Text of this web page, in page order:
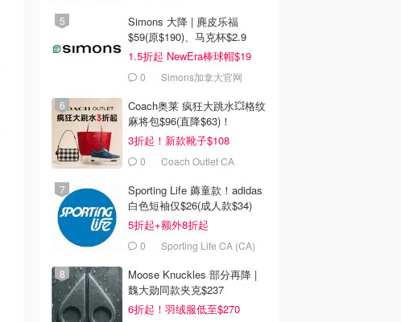
Simons 大降 | 麂皮乐福
$59(原$190)、马克杯$2.9
1.5折起 NewEra棒球帽$19
0 Simons加拿大官网
Coach奥莱 疯狂大跳水💥格纹
麻将包$96(直降$63)！
3折起！新款靴子$108
0 Coach Outlet CA
Sporting Life 薅童款！adidas
白色短袖仅$26(成人款$34)
5折起+额外8折起
0 Sporting Life CA (CA)
Moose Knuckles 部分再降 |
魏大勋同款夹克$237
6折起！羽绒服低至$270